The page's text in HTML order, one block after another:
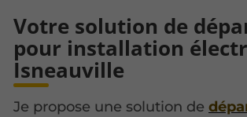
Votre solution de
pour installation
Isneauville
Je propose une solution de